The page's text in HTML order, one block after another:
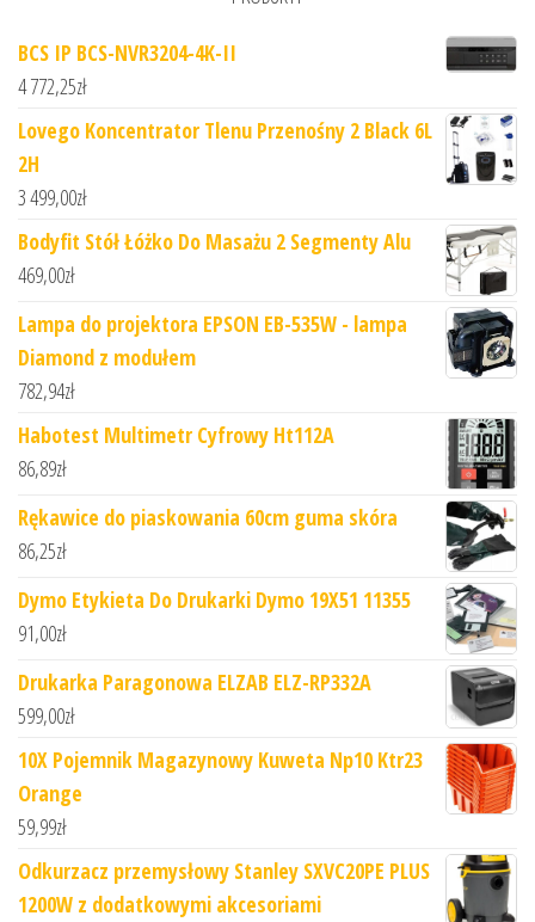
BCS IP BCS-NVR3204-4K-II
4 772,25zł
Lovego Koncentrator Tlenu Przenośny 2 Black 6L
2H
3 499,00zł
Bodyfit Stół Łóżko Do Masażu 2 Segmenty Alu
469,00zł
Lampa do projektora EPSON EB-535W - lampa
Diamond z modułem
782,94zł
Habotest Multimetr Cyfrowy Ht112A
86,89zł
Rękawice do piaskowania 60cm guma skóra
86,25zł
Dymo Etykieta Do Drukarki Dymo 19X51 11355
91,00zł
Drukarka Paragonowa ELZAB ELZ-RP332A
599,00zł
10X Pojemnik Magazynowy Kuweta Np10 Ktr23
Orange
59,99zł
Odkurzacz przemysłowy Stanley SXVC20PE PLUS
1200W z dodatkowymi akcesoriami